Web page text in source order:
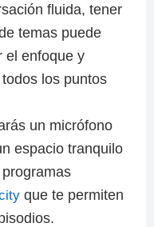
fluida, tener
temas puede
el enfoque y
los puntos
un micrófono
espacio tranquilo
que te permiten